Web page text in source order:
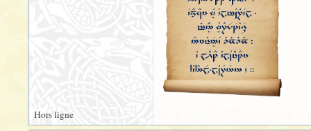
Hors ligne